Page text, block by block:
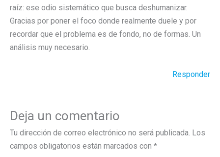
raíz: ese odio sistemático que busca deshumanizar.
Gracias por poner el foco donde realmente duele y por
recordar que el problema es de fondo, no de formas. Un
análisis muy necesario.
Responder
Deja un comentario
Tu dirección de correo electrónico no será publicada. Los
campos obligatorios están marcados con *